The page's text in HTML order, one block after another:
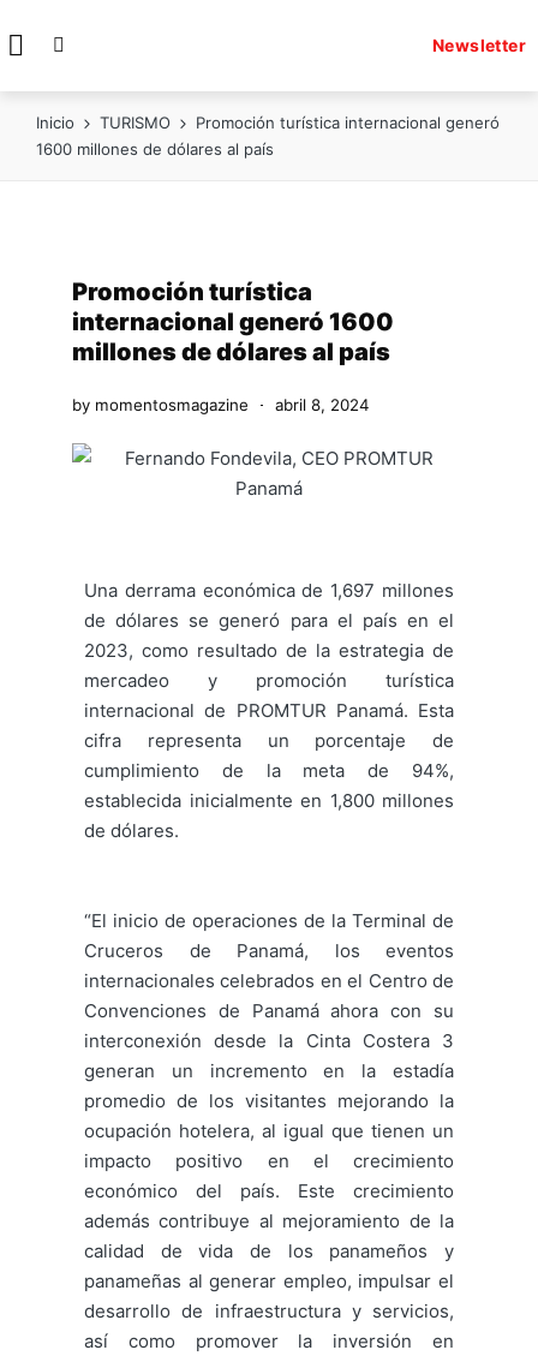
Newsletter
Inicio TURISMO
Promoción turística internacional generó
1600 millones de dólares al país
Promoción turística
internacional generó 1600
millones de dólares al país
by momentosmagazine abril 8, 2024
Una derrama económica de 1,697 millones
de dólares se generó para el país en el
2023, como resultado de la estrategia de
mercadeo y promoción turística
internacional de PROMTUR Panamá. Esta
cifra representa un porcentaje de
cumplimiento de la meta de 94%,
establecida inicialmente en 1,800 millones
de dólares.
“El inicio de operaciones de la Terminal de
Cruceros de Panamá, los eventos
internacionales celebrados en el Centro de
Convenciones de Panamá ahora con su
interconexión desde la Cinta Costera 3
generan un incremento en la estadía
promedio de los visitantes mejorando la
ocupación hotelera, al igual que tienen un
impacto positivo en el crecimiento
económico del país. Este crecimiento
además contribuye al mejoramiento de la
calidad de vida de los panameños y
panameñas al generar empleo, impulsar el
desarrollo de infraestructura y servicios,
así como promover la inversión en